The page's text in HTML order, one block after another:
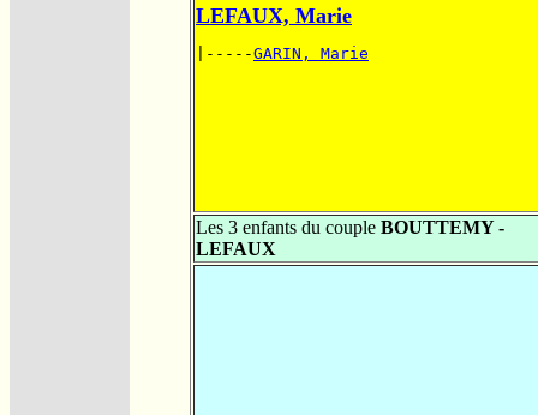
LEFAUX, Marie
|-----GARIN, Marie
Les 3 enfants du couple BOUTTEMY -
LEFAUX